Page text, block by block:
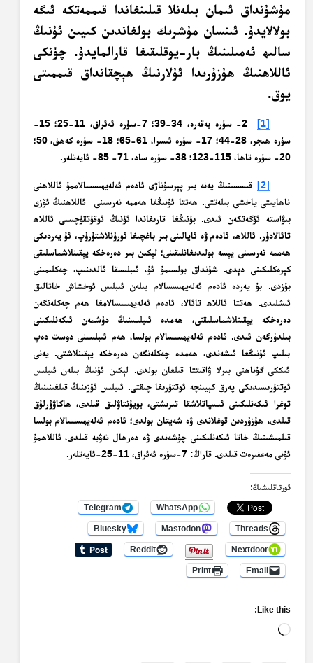
مۇشۇنداق ئىمان بىلەنلا قىلىنغاندا قىممەتكە ئىگە
بولالايدۇ. ئىنسان مۇشرىك بولغاندىن كىيىن ئۇنىڭ
سالىھ ئەمىلىنىڭ بار-يوقلىقىغا قارالمايدۇ. چۈنكى
ئاللاھنىڭ ھۇزۇرىدا ئۇلارنىڭ ھېچقانداق قىممىتى
يوق.
[1]
2- سۈرە بەقەرە، 34-39؛ 7-سۈرە ئەئراف، 11-25؛ 15-
سۈرە ھىجر، 28-44؛ 17- سۈرە ئىسرا، 61-65؛ 18- سۈرە كەھف، 50؛
20- سۈرە تاھا، 115-123؛ 38- سۈرە ساد، 71- 85- ئايەتلەر.
[2]
قىسسىنىڭ يەنە بىر پېرسۇناژى ئادەم ئەلەيھىسسالاممۇ ئاللاھنى
ناھايىتى ياخشى بىلەتتى. ھەتتا ئۇنىڭغا ھەممە نەرسىنى ئاللاھنىڭ ئۆزى
بىۋاستە ئۆگەتكەن ئىدى. بۇنىڭغا قارىغاندا ئۇنىڭ ئوقۇتقۇچىسى ئاللاھ
تائالادۇر. ئاللاھ، ئادەم ۋە ئايالىنى بىر باغچىغا ئورۇنلاشتۇرۇپ، ئۇ يەردىكى
ھەممە نەرسىنى يېسە بولىدىغانلىقىنى؛ لېكىن بىر دەرەخكە يېقىنلاشماسلىقى
كېرەكلىكىنى دېدى. شۇنداق بولسىمۇ ئۇ، ئىبلىسقا ئالدىنىپ، چەكلىمىنى
بۇزدى. بۇ يەردە ئادەم ئەلەيھىسسالام بىلەن ئىبلىس ئوخشاش خاتالىق
ئىشلىدى. ھەتتا ئاللاھ تائالا، ئادەم ئەلەيھىسسالامغا ھەم چەكلەنگەن
دەرەخكە يېقىنلاشماسلىقنى، ھەمدە ئىبلىسنىڭ دۇشمەن ئىكەنلىكىنى
بىلدۈرگەن ئىدى. ئادەم ئەلەيھىسسالام بولسا، ھەم ئىبلىسنى دوست دەپ
بىلىپ ئۇنىڭغا ئىشەندى، ھەمدە چەكلەنگەن دەرەخكە يېقىنلاشتى. يەنى
ئىككى گۇناھنى بىرلا ۋاقىتتا قىلغان بولدى. لېكىن ئۇنىڭ بىلەن ئىبلىس
ئوتتۇرىسىدىكى پەرق كېيىنچە ئوتتۇرىغا چىقتى. ئىبلىس ئۆزىنىڭ قىلغىنىنىڭ
توغرا ئىكەنلىكىنى ئىسپاتلاشقا تىرىشتى، بويۇنتاۋلىق قىلدى، ھاكاۋۇرلۇق
قىلدى، ھۇزۇردىن قوغلاندى ۋە شەيتان بولدى؛ ئادەم ئەلەيھىسسالام بولسا
قىلمىشىنىڭ خاتا ئىكەنلىكىنى چۈشەندى ۋە دەرھال تەۋبە قىلدى، ئاللاھمۇ
ئۇنى مەغفىرەت قىلدى. قاراڭ: 7-سۈرە ئەئراف، 11-25-ئايەتلەر.
ئورتاقلىشىڭ:
WhatsApp
Telegram
Threads
Mastodon
Bluesky
Nextdoor
Reddit
Email
Print
Like this:
Loading…